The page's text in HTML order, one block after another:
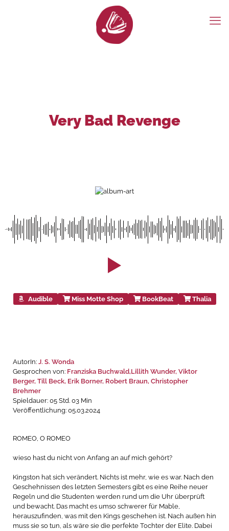
Very Bad Revenge
Audible Miss Motte Shop BookBeat Thalia
AutorIn: J. S. Wonda
Gesprochen von: Franziska Buchwald,Lillith Wunder, Viktor
Berger, Till Beck, Erik Borner, Robert Braun, Christopher
Brehmer
Spieldauer: 05 Std. 03 Min
Veröffentlichung: 05.03.2024
ROMEO, O ROMEO
wieso hast du nicht von Anfang an auf mich gehört?
Kingston hat sich verändert. Nichts ist mehr, wie es war. Nach den
Geschehnissen des letzten Semesters gibt es eine Reihe neuer
Regeln und die Studenten werden rund um die Uhr überprüft
und bewacht. Das macht es umso schwerer für Mable,
herauszufinden, was mit den Kings geschehen ist. Nach außen hin
muss sie so tun, als wäre sie die perfekte Tochter der Elite. Dabei